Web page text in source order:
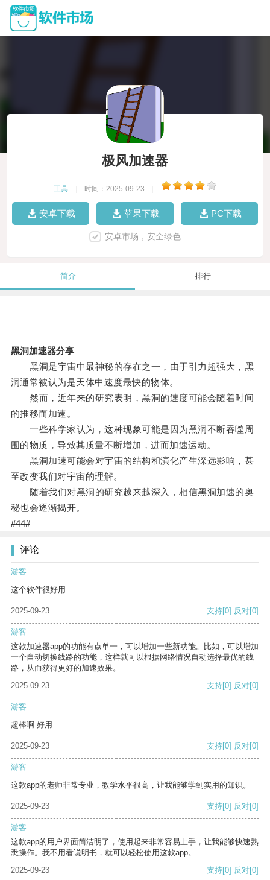
极风加速器
工具 时间：2025-09-23
安卓下载 苹果下载 PC下载
安卓市场，安全绿色
简介 排行
黑洞加速器分享
黑洞是宇宙中最神秘的存在之一，由于引力超强大，黑
洞通常被认为是天体中速度最快的物体。
然而，近年来的研究表明，黑洞的速度可能会随着时间
的推移而加速。
一些科学家认为，这种现象可能是因为黑洞不断吞噬周
围的物质，导致其质量不断增加，进而加速运动。
黑洞加速可能会对宇宙的结构和演化产生深远影响，甚
至改变我们对宇宙的理解。
随着我们对黑洞的研究越来越深入，相信黑洞加速的奥
秘也会逐渐揭开。
#44#
评论
游客
这个软件很好用
2025-09-23 支持[0] 反对[0]
游客
这款加速器app的功能有点单一，可以增加一些新功能。比如，可以增加
一个自动切换线路的功能，这样就可以根据网络情况自动选择最优的线
路，从而获得更好的加速效果。
2025-09-23
支持[0] 反对[0]
游客
超棒啊 好用
2025-09-23 支持[0] 反对[0]
游客
这款app的老师非常专业，教学水平很高，让我能够学到实用的知识。
2025-09-23 支持[0] 反对[0]
游客
这款app的用户界面简洁明了，使用起来非常容易上手，让我能够快速熟
悉操作。我不用看说明书，就可以轻松使用这款app。
2025-09-23
支持[0] 反对[0]